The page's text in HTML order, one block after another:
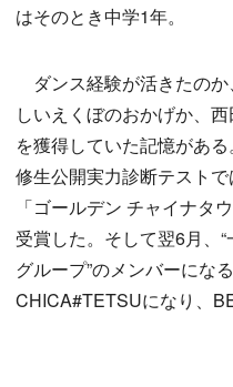
はそのとき中学1年。
ダンス経験が活きたの
しいえくぼのおかげか、
を獲得していた記憶があ
修生公開実力診断テスト
「ゴールデン チャイナタ
受賞した。そして翌6月、
グループ”のメンバーにな
CHICA#TETSUになり、